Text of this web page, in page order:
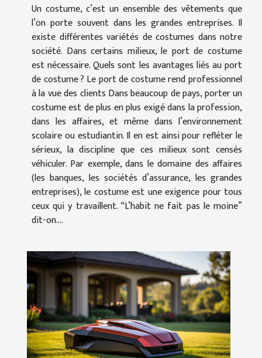
Un costume, c’est un ensemble des vêtements que
l’on porte souvent dans les grandes entreprises. Il
existe différentes variétés de costumes dans notre
société. Dans certains milieux, le port de costume
est nécessaire. Quels sont les avantages liés au port
de costume ? Le port de costume rend professionnel
à la vue des clients Dans beaucoup de pays, porter un
costume est de plus en plus exigé dans la profession,
dans les affaires, et même dans l’environnement
scolaire ou estudiantin. Il en est ainsi pour refléter le
sérieux, la discipline que ces milieux sont censés
véhiculer. Par exemple, dans le domaine des affaires
(les banques, les sociétés d’assurance, les grandes
entreprises), le costume est une exigence pour tous
ceux qui y travaillent. “L’habit ne fait pas le moine”
dit-on....